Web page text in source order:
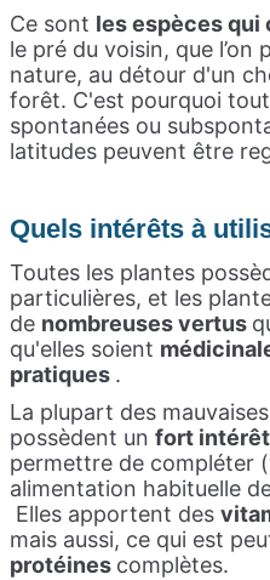
Ce sont les espèces
le pré du voisin, que l’on
nature, au détour d'un
forêt. C'est pourquoi
spontanées ou
latitudes peuvent être
Quels intérêts à
Toutes les plantes
particulières, et les
de nombreuses vertus
qu'elles soient
pratiques .
La plupart des
possèdent un fort
permettre de compléter
alimentation habituelle
Elles apportent des
mais aussi, ce qui est
protéines complètes.